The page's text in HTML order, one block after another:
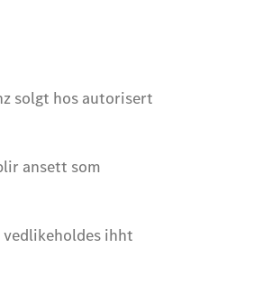
solgt hos autorisert
ansett som
ihht